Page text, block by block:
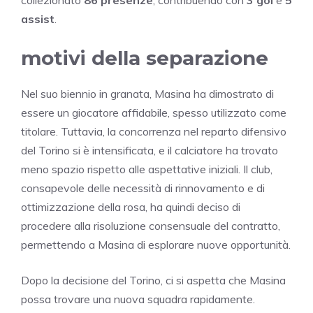
assist
motivi della separazione
Nel suo biennio in granata, Masina ha dimostrato di
essere un giocatore affidabile, spesso utilizzato come
titolare. Tuttavia, la concorrenza nel reparto difensivo
del Torino si è intensificata, e il calciatore ha trovato
meno spazio rispetto alle aspettative iniziali. Il club,
consapevole delle necessità di rinnovamento e di
ottimizzazione della rosa, ha quindi deciso di
procedere alla risoluzione consensuale del contratto,
permettendo a Masina di esplorare nuove opportunità.
Dopo la decisione del Torino, ci si aspetta che Masina
possa trovare una nuova squadra rapidamente.